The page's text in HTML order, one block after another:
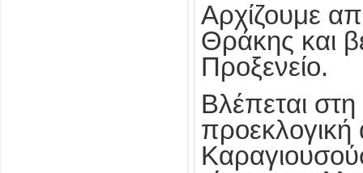
Αρχίζουμε
Θράκης και
Προξενείο.
Βλέπεται